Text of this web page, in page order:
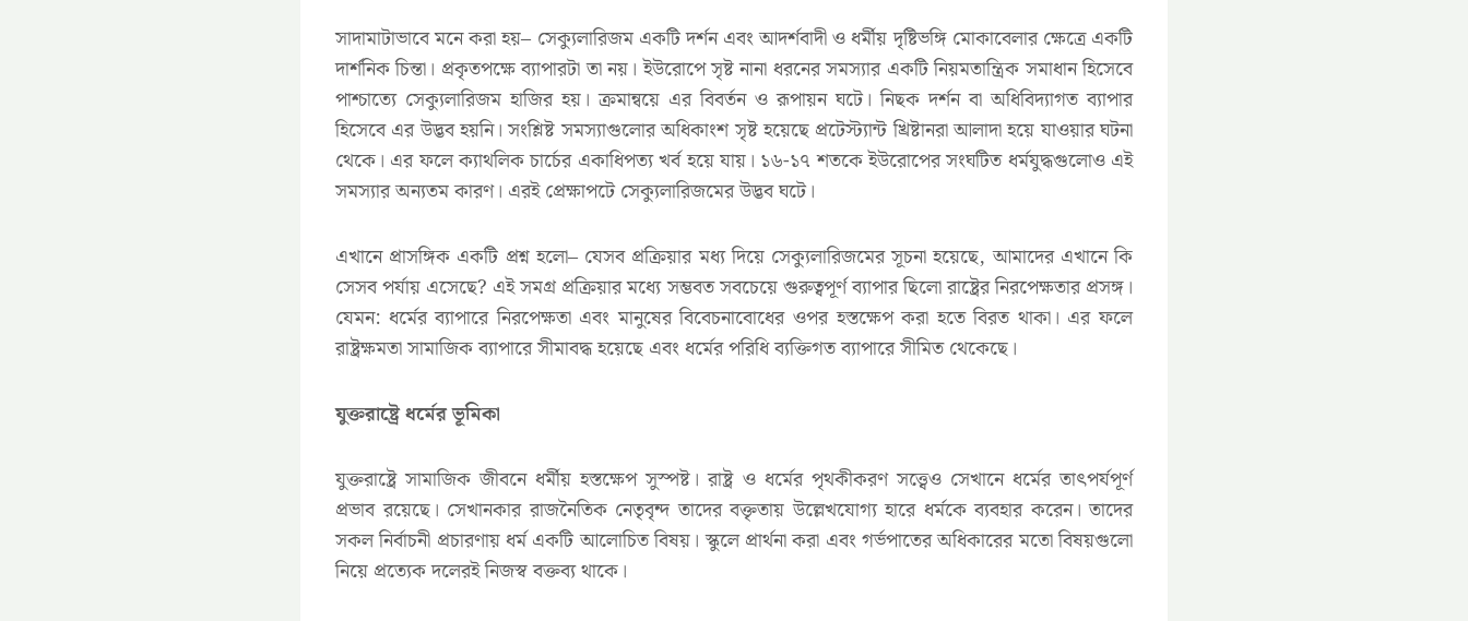
সাদামাটাভাবে মনে করা হয়– সেক্যুলারিজম একটি দর্শন এবং আদর্শবাদী ও ধর্মীয় দৃষ্টিভঙ্গি মোকাবেলার ক্ষেত্রে একটি
দার্শনিক চিন্তা। প্রকৃতপক্ষে ব্যাপারটা তা নয়। ইউরোপে সৃষ্ট নানা ধরনের সমস্যার একটি নিয়মতান্ত্রিক সমাধান হিসেবে
পাশ্চাত্যে সেক্যুলারিজম হাজির হয়। ক্রমান্বয়ে এর বিবর্তন ও রূপায়ন ঘটে। নিছক দর্শন বা অধিবিদ্যাগত ব্যাপার
হিসেবে এর উদ্ভব হয়নি। সংশ্লিষ্ট সমস্যাগুলোর অধিকাংশ সৃষ্ট হয়েছে প্রটেস্ট্যান্ট খ্রিষ্টানরা আলাদা হয়ে যাওয়ার ঘটনা
থেকে। এর ফলে ক্যাথলিক চার্চের একাধিপত্য খর্ব হয়ে যায়। ১৬-১৭ শতকে ইউরোপের সংঘটিত ধর্মযুদ্ধগুলোও এই
সমস্যার অন্যতম কারণ। এরই প্রেক্ষাপটে সেক্যুলারিজমের উদ্ভব ঘটে।
এখানে প্রাসঙ্গিক একটি প্রশ্ন হলো– যেসব প্রক্রিয়ার মধ্য দিয়ে সেক্যুলারিজমের সূচনা হয়েছে, আমাদের এখানে কি
সেসব পর্যায় এসেছে? এই সমগ্র প্রক্রিয়ার মধ্যে সম্ভবত সবচেয়ে গুরুত্বপূর্ণ ব্যাপার ছিলো রাষ্ট্রের নিরপেক্ষতার প্রসঙ্গ।
যেমন: ধর্মের ব্যাপারে নিরপেক্ষতা এবং মানুষের বিবেচনাবোধের ওপর হস্তক্ষেপ করা হতে বিরত থাকা। এর ফলে
রাষ্ট্রক্ষমতা সামাজিক ব্যাপারে সীমাবদ্ধ হয়েছে এবং ধর্মের পরিধি ব্যক্তিগত ব্যাপারে সীমিত থেকেছে।
যুক্তরাষ্ট্রে ধর্মের ভূমিকা
যুক্তরাষ্ট্রে সামাজিক জীবনে ধর্মীয় হস্তক্ষেপ সুস্পষ্ট। রাষ্ট্র ও ধর্মের পৃথকীকরণ সত্ত্বেও সেখানে ধর্মের তাৎপর্যপূর্ণ
প্রভাব রয়েছে। সেখানকার রাজনৈতিক নেতৃবৃন্দ তাদের বক্তৃতায় উল্লেখযোগ্য হারে ধর্মকে ব্যবহার করেন। তাদের
সকল নির্বাচনী প্রচারণায় ধর্ম একটি আলোচিত বিষয়। স্কুলে প্রার্থনা করা এবং গর্ভপাতের অধিকারের মতো বিষয়গুলো
নিয়ে প্রত্যেক দলেরই নিজস্ব বক্তব্য থাকে।